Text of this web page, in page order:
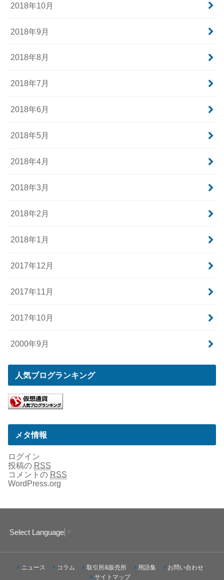
2018年10月
2018年9月
2018年8月
2018年7月
2018年6月
2018年5月
2018年4月
2018年3月
2018年2月
2018年1月
2017年12月
2017年11月
2017年10月
2000年9月
人気ブログランキング
メタ情報
ログイン
投稿の RSS
コメントの RSS
WordPress.org
Select Language
ニュース コラム 取引所&販売所 用語集
お問い合わせ
サイトマップ